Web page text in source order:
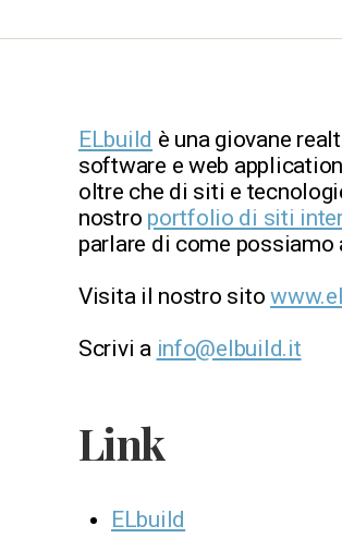
ELbuild è una giovane
software e web
oltre che di siti e
nostro portfolio di siti
parlare di come
Visita il nostro sito
Scrivi a info@elbuild.it
Link
ELbuild